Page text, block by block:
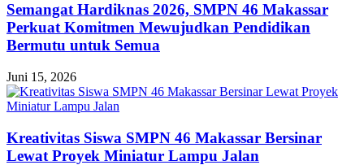
Semangat Hardiknas 2026, SMPN 46 Makassar
Perkuat Komitmen Mewujudkan Pendidikan
Bermutu untuk Semua
Juni 15, 2026
Kreativitas Siswa SMPN 46 Makassar Bersinar
Lewat Proyek Miniatur Lampu Jalan